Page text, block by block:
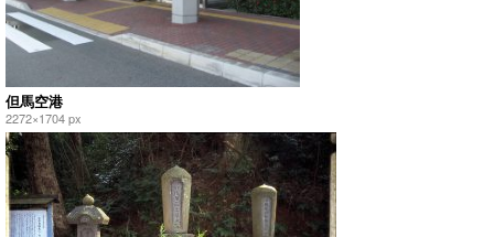
但馬空港
2272×1704 px